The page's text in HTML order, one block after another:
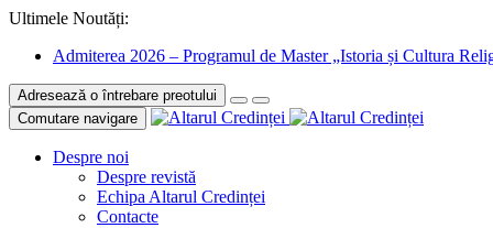
Ultimele Noutăți:
Admiterea 2026 – Programul de Master „Istoria și Cultura
Adresează o întrebare preotului
Comutare navigare
Despre noi
Despre revistă
Echipa Altarul Credinței
Contacte